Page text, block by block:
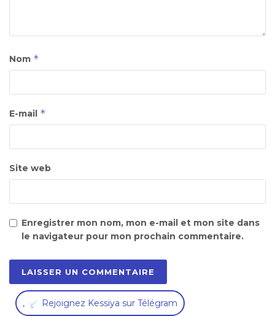
Nom *
E-mail *
Site web
Enregistrer mon nom, mon e-mail et mon site dans
le navigateur pour mon prochain commentaire.
, Rejoignez Kessiya sur Télégram